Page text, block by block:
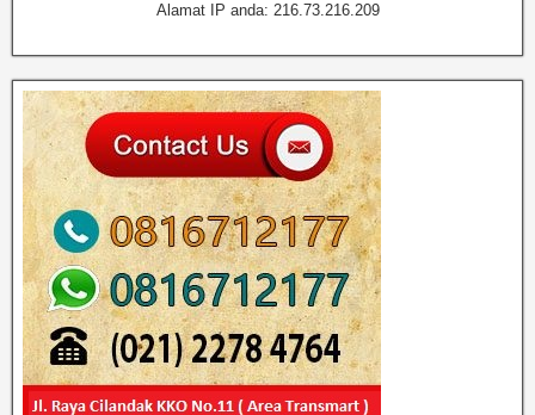
Alamat IP anda: 216.73.216.209